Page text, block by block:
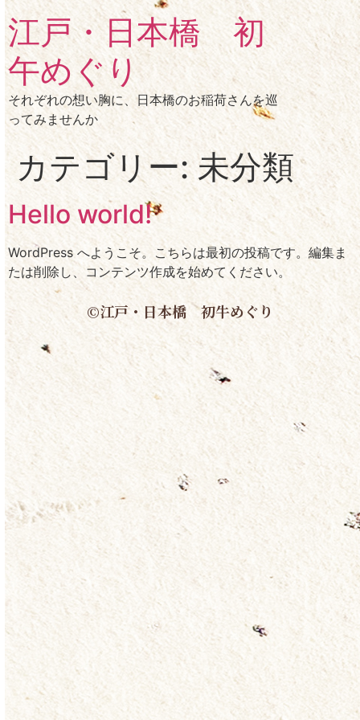
江戸・日本橋 初
午めぐり
それぞれの想い胸に、日本橋のお稲荷さんを巡
ってみませんか
カテゴリー:未分類
Hello world!
WordPress へようこそ。こちらは最初の投稿です。編集ま
たは削除し、コンテンツ作成を始めてください。
©️江戸・日本橋 初牛めぐり